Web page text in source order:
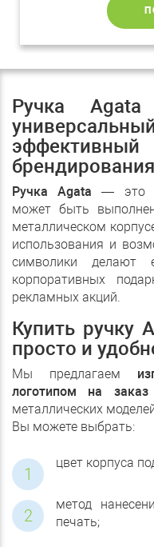
Ручка
брендирования
Ручка Agata — это
может быть
металлическом
использования и
символики
корпоративных
рекламных акций.
Купить ручку
просто и
Мы предлагаем
логотипом на заказ
металлических
Вы можете выбрать:
цвет корпуса
метод
печать;